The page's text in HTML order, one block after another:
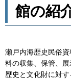
館の紹
瀬戸内海歴史民俗
料の収集、保管、
歴史と文化財に対